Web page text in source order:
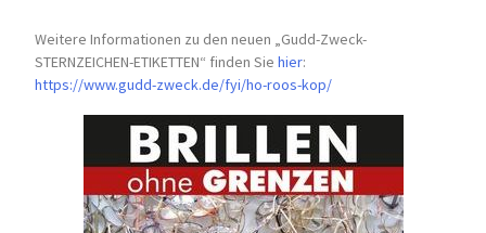
Weitere Informationen zu den neuen „Gudd-Zweck-
STERNZEICHEN-ETIKETTEN“ finden Siehier:
https://www.gudd-zweck.de/fyi/ho-roos-kop/